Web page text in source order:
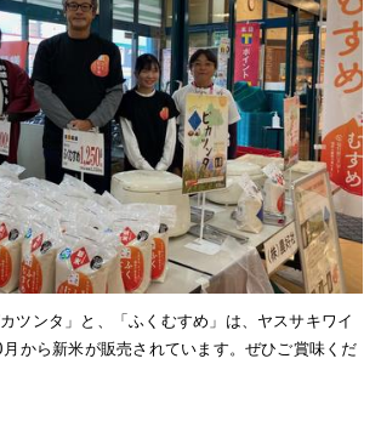
ツンタ」と、「ふくむすめ」は、ヤスサキワイ
から新米が販売されています。ぜひご賞味くだ